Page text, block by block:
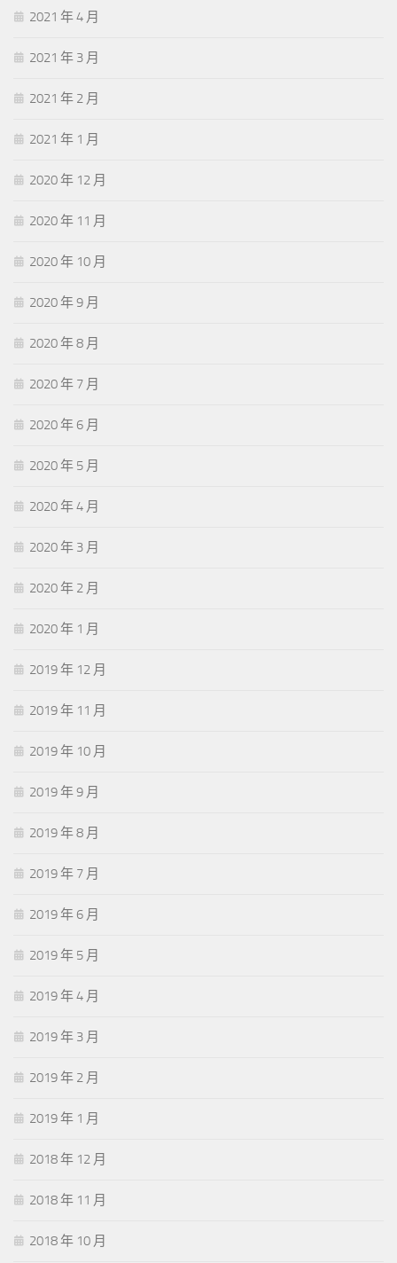
2021 年 4 月
2021 年 3 月
2021 年 2 月
2021 年 1 月
2020 年 12 月
2020 年 11 月
2020 年 10 月
2020 年 9 月
2020 年 8 月
2020 年 7 月
2020 年 6 月
2020 年 5 月
2020 年 4 月
2020 年 3 月
2020 年 2 月
2020 年 1 月
2019 年 12 月
2019 年 11 月
2019 年 10 月
2019 年 9 月
2019 年 8 月
2019 年 7 月
2019 年 6 月
2019 年 5 月
2019 年 4 月
2019 年 3 月
2019 年 2 月
2019 年 1 月
2018 年 12 月
2018 年 11 月
2018 年 10 月